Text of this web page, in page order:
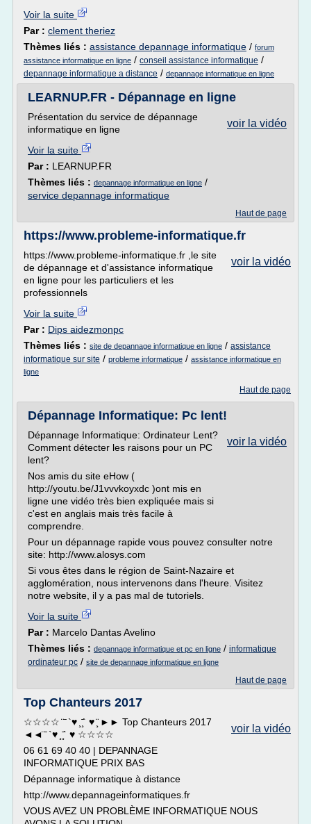
Voir la suite
Par : clement theriez
Thèmes liés : assistance depannage informatique / forum
assistance informatique en ligne / conseil assistance informatique /
depannage informatique a distance / depannage informatique en ligne
LEARNUP.FR - Dépannage en ligne
voir la vidéo
Présentation du service de dépannage
informatique en ligne
Voir la suite
Par : LEARNUP.FR
Thèmes liés : depannage informatique en ligne /
service depannage informatique
Haut de page
https://www.probleme-informatique.fr
voir la vidéo
https://www.probleme-informatique.fr ,le site
de dépannage et d'assistance informatique
en ligne pour les particuliers et les
professionnels
Voir la suite
Par : Dips aidezmonpc
Thèmes liés : site de depannage informatique en ligne / assistance
informatique sur site / probleme informatique / assistance informatique en
ligne
Haut de page
Dépannage Informatique: Pc lent!
voir la vidéo
Dépannage Informatique: Ordinateur Lent?
Comment détecter les raisons pour un PC
lent?
Nos amis du site eHow (
http://youtu.be/J1vvvkoyxdc )ont mis en
ligne une vidéo très bien expliquée mais si
c'est en anglais mais très facile à
comprendre.
Pour un dépannage rapide vous pouvez consulter notre
site: http://www.alosys.com
Si vous êtes dans le région de Saint-Nazaire et
agglomération, nous intervenons dans l'heure. Visitez
notre website, il y a pas mal de tutoriels.
Voir la suite
Par : Marcelo Dantas Avelino
Thèmes liés : depannage informatique et pc en ligne / informatique
ordinateur pc / site de depannage informatique en ligne
Haut de page
Top Chanteurs 2017
voir la vidéo
☆☆☆☆ ̈ ̄ `♥ ̧ ̧̄` ♥ ̧̈ ►► Top Chanteurs 2017
◄◄̈ ̄ `♥ ̧ ̧̄` ♥ ☆☆☆☆
06 61 69 40 40 | DEPANNAGE
INFORMATIQUE PRIX BAS
Dépannage informatique à distance
http://www.depannageinformatiques.fr
VOUS AVEZ UN PROBLÈME INFORMATIQUE NOUS